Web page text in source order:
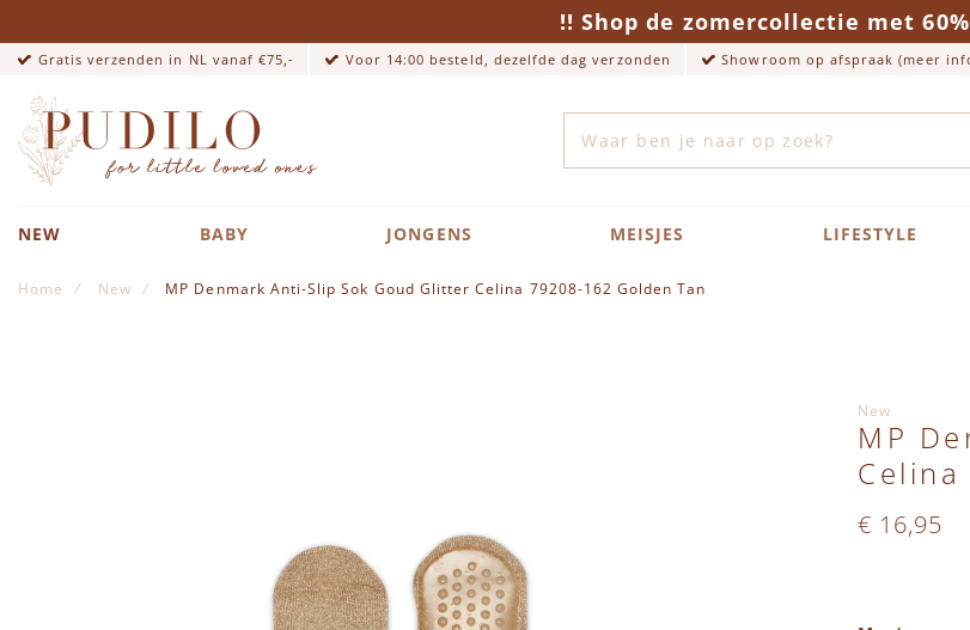
!! Shop de zomercollectie met
Gratis verzenden in NL vanaf €75,- Voor 14:00 besteld, dezelfde dag verzonden Showroom op afspraak (meer
NEW BABY JONGENS MEISJES LIFESTYLE
Home New MP Denmark Anti-Slip Sok Goud Glitter Celina 79208-162 Golden Tan
New
MP
€ 16,95